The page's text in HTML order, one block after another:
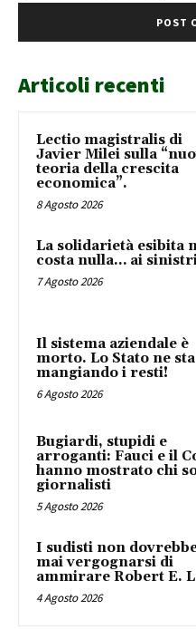
Articoli recenti
Lectio magistralis di
Javier Milei sulla
teoria della crescita
economica”.
8 Agosto 2026
La solidarietà esibita
costa nulla… ai
7 Agosto 2026
Il sistema aziendale è
morto. Lo Stato ne sta
mangiando i resti!
6 Agosto 2026
Bugiardi, stupidi e
arroganti: Fauci e il
hanno mostrato chi
giornalisti
5 Agosto 2026
I sudisti non
mai vergognarsi di
ammirare Robert E.
4 Agosto 2026